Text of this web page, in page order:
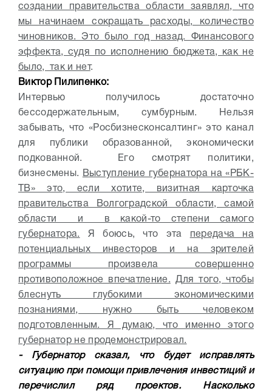
создании правительства области заявлял, что
мы начинаем сокращать расходы, количество
чиновников. Это было год назад. Финансового
эффекта, судя по исполнению бюджета, как не
было, так и нет.
Виктор Пилипенко:
Интервью получилось достаточно
бессодержательным, сумбурным. Нельзя
забывать, что «Росбизнесконсалтинг» это канал
для публики образованной, экономически
подкованной. Его смотрят политики,
бизнесмены.
Выступление губернатора на «РБК-
ТВ» это, если хотите, визитная карточка
правительства Волгоградской области, самой
области и в какой-то степени самого
губернатора.
Я боюсь, что эта
передача на
потенциальных инвесторов и на зрителей
программы произвела совершенно
противоположное впечатление.
Для того, чтобы
блеснуть глубокими экономическими
познаниями, нужно быть человеком
подготовленным. Я думаю, что именно этого
губернатор не продемонстрировал.
- Губернатор сказал, что будет исправлять
ситуацию при помощи привлечения инвестиций и
перечислил ряд проектов. Насколько